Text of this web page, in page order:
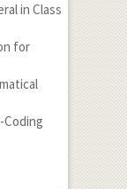
in Class
for
Coding